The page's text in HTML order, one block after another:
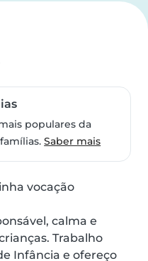
populares da
Saber mais
vocação
calma e
Trabalho
Infância e ofereço